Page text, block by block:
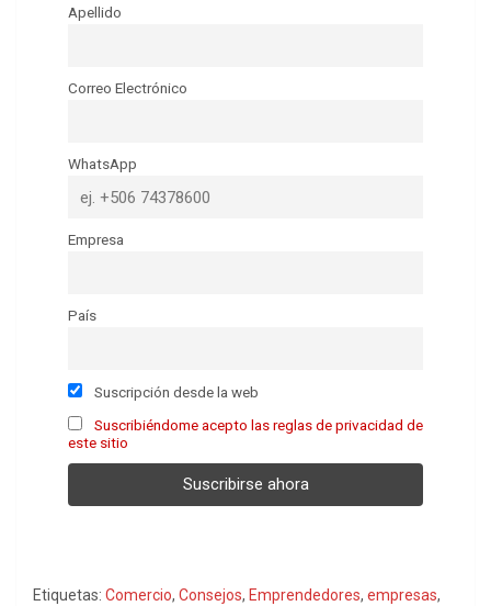
Apellido
Correo Electrónico
WhatsApp
Empresa
País
Suscripción desde la web
Suscribiéndome acepto las reglas de privacidad de
este sitio
Etiquetas: Comercio, Consejos, Emprendedores, empresas,